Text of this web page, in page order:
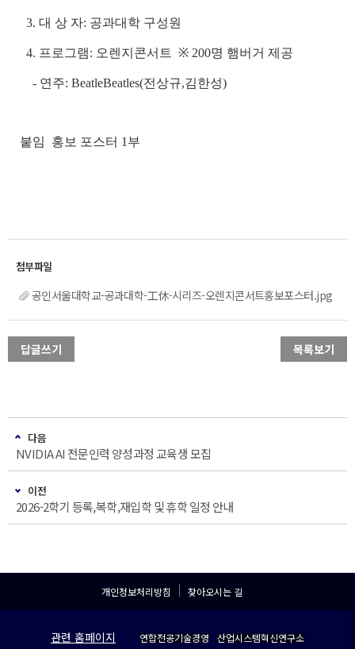
3. 대 상 자: 공과대학 구성원
4. 프로그램: 오렌지콘서트 ※ 200명 햄버거 제공
- 연주: BeatleBeatles(전상규,김한성)
붙임 홍보 포스터 1부
공인서울대학교-공과대학-工休-시리즈-오렌지콘서트홍보포스터.jpg
답글쓰기 목록보기
다음
NVIDIA AI 전문인력 양성과정 교육생 모집
이전
2026-2학기 등록,복학,재입학 및 휴학 일정 안내
개인정보처리방침 찾아오시는 길
관련 홈페이지 연합전공기술경영 산업시스템혁신연구소